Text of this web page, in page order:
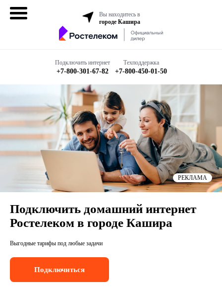
Вы находитесь в
городе Кашира
Подключить интернет
+7-800-301-67-82
Техподдержка
+7-800-450-01-50
Интернет + ТВ
Все в одном
Все тарифы
Мобильная
Бизнесу
Подключить домашний интернет
Ростелеком в городе Кашира
Выгодные тарифы под любые задачи
Подключиться
РЕКЛАМА